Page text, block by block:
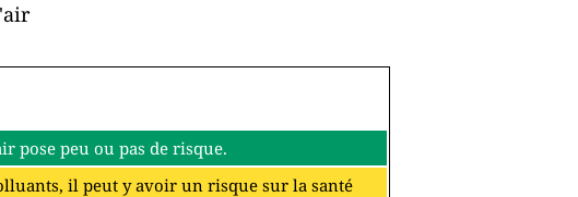
pose peu ou pas de risque.
il peut y avoir un risque sur la santé